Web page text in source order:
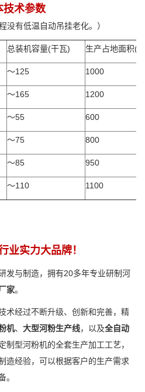
技术参数
没有低温自动吊挂老化。）
总装机容量(干瓦) 生产占地面积
～125 1000
～165 1200
～55 600
～75 800
～85 950
～110 1100
业实力大品牌！
发与制造，拥有20多年专业研制河
家。
术经过不断升级、创新和完善，精
机、 大型河粉生产线，以及全自动
制型河粉机的全套生产加工工艺，
造经验，可以根据客户的生产需求
。